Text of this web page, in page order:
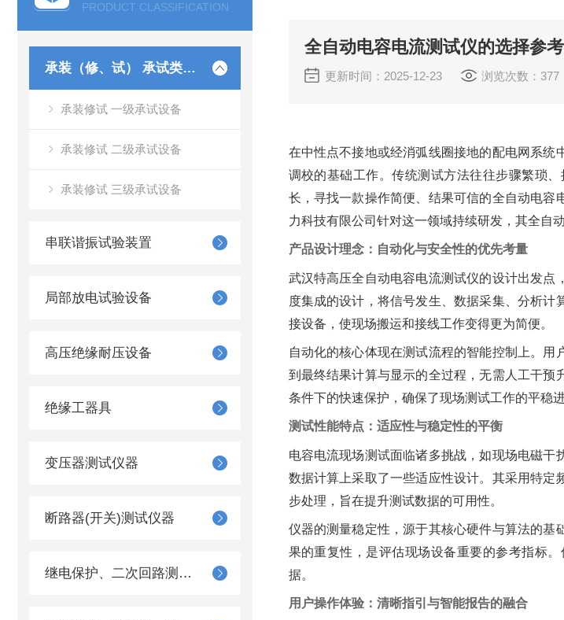
PRODUCT CLASSIFICATION
承装（修、试） 承试类仪器
承装修试 一级承试设备
承装修试 二级承试设备
承装修试 三级承试设备
串联谐振试验装置
局部放电试验设备
高压绝缘耐压设备
绝缘工器具
变压器测试仪器
断路器(开关)测试仪器
继电保护、二次回路测试仪器
全自动电容电流测试仪的选择参
更新时间：2025-12-23 浏览次数：377
在中性点不接地或经消弧线圈接地的配电网系
调校的基础工作。传统测试方法往往步骤繁琐
长，寻找一款操作简便、结果可信的全自动电
力科技有限公司针对这一领域持续研发，其全自
产品设计理念：自动化与安全性的优先考量
武汉特高压全自动电容电流测试仪的设计出发
度集成的设计，将信号发生、数据采集、分析
接设备，使现场搬运和接线工作变得更为简便。
自动化的核心体现在测试流程的智能控制上。
到最终结果计算与显示的全过程，无需人工干
条件下的快速保护，确保了现场测试工作的平稳进
测试性能特点：适应性与稳定性的平衡
电容电流现场测试面临诸多挑战，如现场电磁
数据计算上采取了一些适应性设计。其采用特
步处理，旨在提升测试数据的可用性。
仪器的测量稳定性，源于其核心硬件与算法的
果的重复性，是评估现场设备重要的参考指标
据。
用户操作体验：清晰指引与智能报告的融合